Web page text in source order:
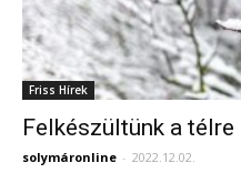
Friss Hírek
Felkészültünk a télre
solymáronline - 2022.12.02.